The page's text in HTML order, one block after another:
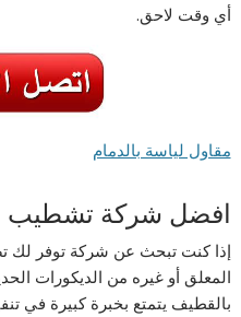
أي وقت لاحق.
مقاول لياسة بالدمام
افضل شركة تشطيب
إذا كنت تبحث عن شركة توفر لك
المعلق أو غيره من الديكورات
بالقطيف يتمتع بخبرة كبيرة في